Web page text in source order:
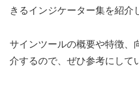
きるインジケーター集を紹介
サインツールの概要や特徴、
介するので、ぜひ参考にして